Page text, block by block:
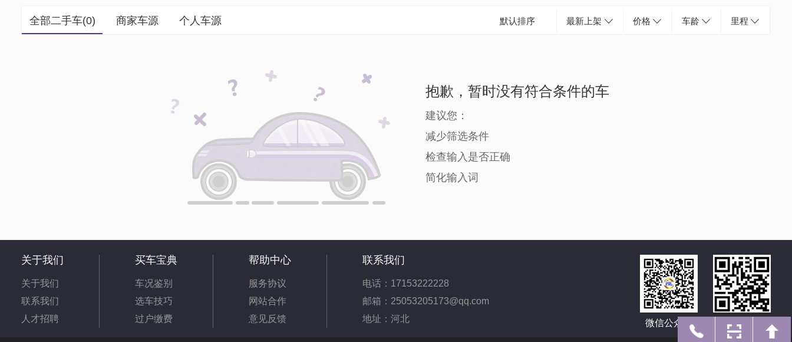
全部二手车(0) 商家车源 个人车源 默认排序 最新上架 价格 车龄 里程
抱歉，暂时没有符合条件的车
建议您：
减少筛选条件
检查输入是否正确
简化输入词
关于我们
关于我们
联系我们
人才招聘
买车宝典
车况鉴别
选车技巧
过户缴费
帮助中心
服务协议
网站合作
意见反馈
联系我们
电话：17153222228
邮箱：25053205173@qq.com
地址：河北
微信公众号 手机网址